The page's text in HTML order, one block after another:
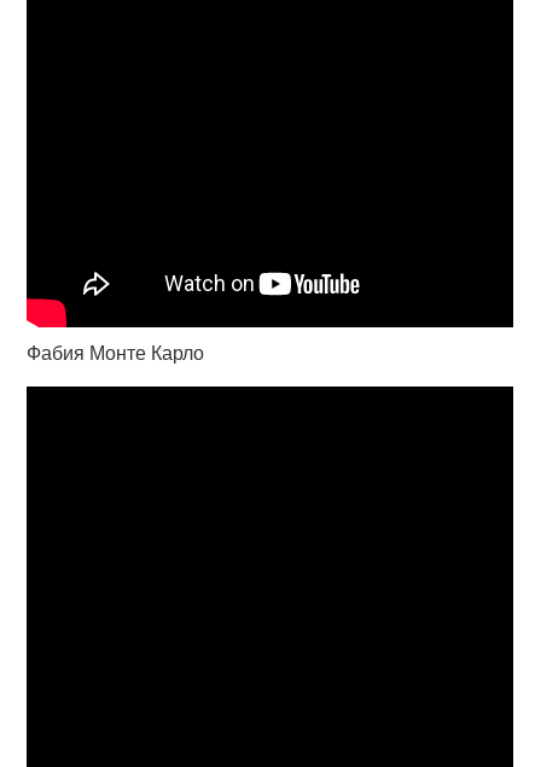
Фабия Монте Карло